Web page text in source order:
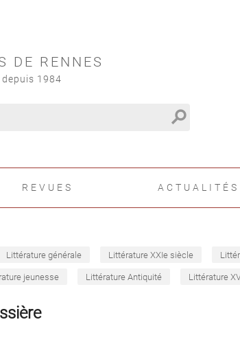
DE RENNES
1984
search
REVUES ACTUALITÉS
Littérature générale Littérature XXIe siècle
jeunesse Littérature Antiquité Littérature